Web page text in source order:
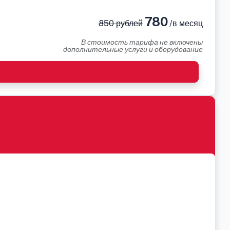
850 рублей780/в месяц
В стоимость тарифа не включены
дополнительные услуги и оборудование